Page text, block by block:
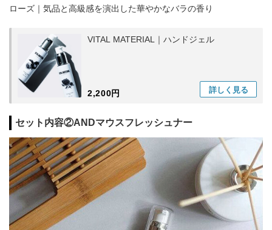
ローズ｜気品と高級感を演出した華やかなバラの香り
VITAL MATERIAL｜ハンドジェル
2,200円 詳しく 見る
セット内容②ANDマウスフレッシュナー